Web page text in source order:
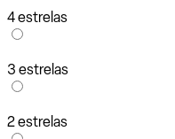
4 estrelas
3 estrelas
2 estrelas